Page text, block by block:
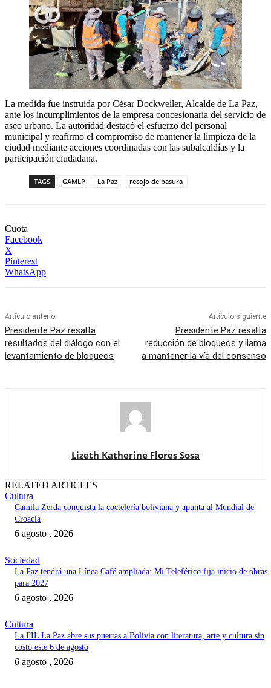
La medida fue instruida por César Dockweiler, Alcalde de La Paz,
ante los incumplimientos de la empresa concesionaria del servicio de
aseo urbano. La autoridad destacó el esfuerzo del personal
municipal y reafirmó el compromiso de mantener la limpieza de la
ciudad mediante acciones coordinadas con las subalcaldías y la
participación ciudadana.
TAGS GAMLP La Paz recojo de basura
Cuota
Facebook
X
Pinterest
WhatsApp
Artículo anterior
Presidente Paz resalta
resultados del diálogo con el
levantamiento de bloqueos
Artículo siguiente
Presidente Paz resalta
reducción de bloqueos y llama
a mantener la vía del consenso
Lizeth Katherine Flores Sosa
RELATED ARTICLES
Cultura
Camila Zerda conquista la coctelería boliviana y apunta al Mundial de
Croacia
6 agosto , 2026
Sociedad
La Paz tendrá una Línea Café ampliada: Mi Teleférico fija inicio de obras
para 2027
6 agosto , 2026
Cultura
La FIL La Paz abre sus puertas a Bolivia con literatura, arte y cultura sin
costo este 6 de agosto
6 agosto , 2026